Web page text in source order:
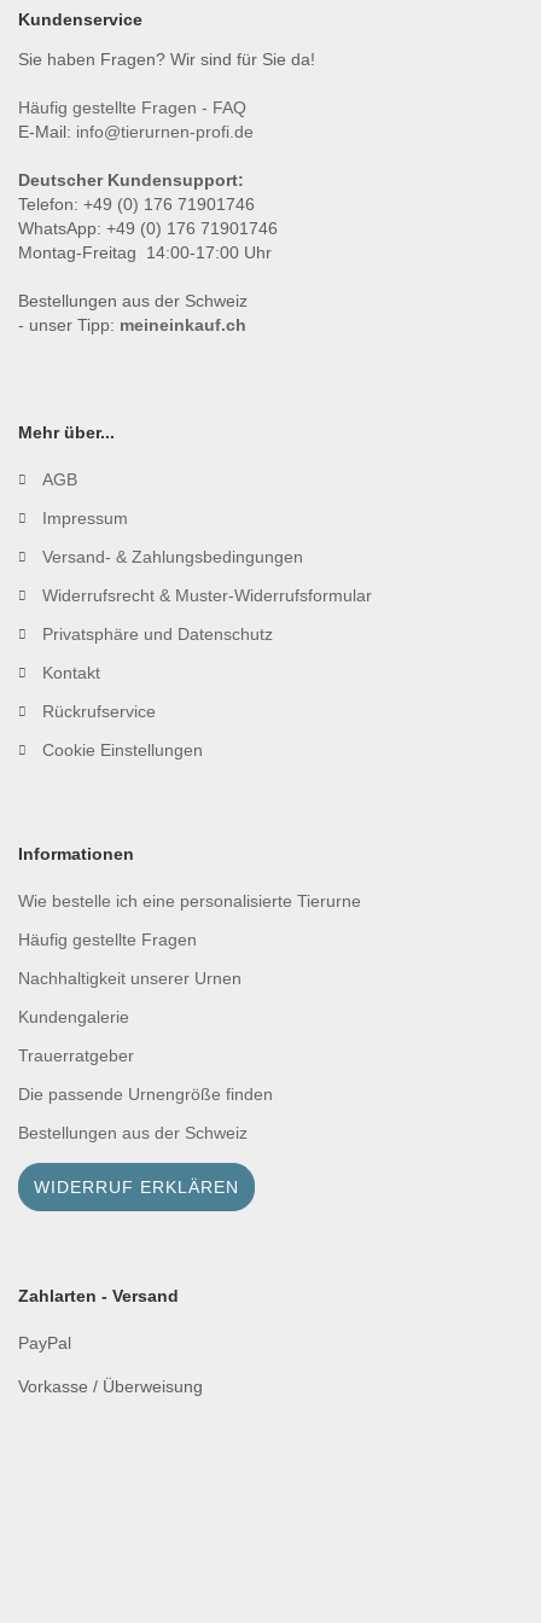
Kundenservice
Sie haben Fragen? Wir sind für Sie da!
Häufig gestellte Fragen - FAQ
E-Mail: info@tierurnen-profi.de
Deutscher Kundensupport:
Telefon: +49 (0) 176 71901746
WhatsApp: +49 (0) 176 71901746
Montag-Freitag 14:00-17:00 Uhr
Bestellungen aus der Schweiz
- unser Tipp: meineinkauf.ch
Mehr über...
AGB
Impressum
Versand- & Zahlungsbedingungen
Widerrufsrecht & Muster-Widerrufsformular
Privatsphäre und Datenschutz
Kontakt
Rückrufservice
Cookie Einstellungen
Informationen
Wie bestelle ich eine personalisierte Tierurne
Häufig gestellte Fragen
Nachhaltigkeit unserer Urnen
Kundengalerie
Trauerratgeber
Die passende Urnengröße finden
Bestellungen aus der Schweiz
WIDERRUF ERKLÄREN
Zahlarten - Versand
PayPal
Vorkasse / Überweisung